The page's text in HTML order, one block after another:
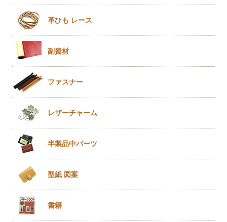
革ひも レース
副資材
ファスナー
レザーチャーム
半製品中パーツ
型紙 図案
書籍